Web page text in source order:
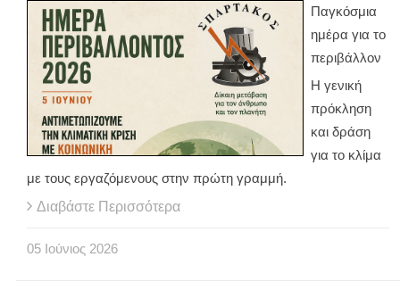
Παγκόσμια
ημέρα για το
περιβάλλον
Η γενική
πρόκληση
και δράση
για το κλίμα
με τους εργαζόμενους στην πρώτη γραμμή.
Διαβάστε Περισσότερα
05 Ιούνιος 2026